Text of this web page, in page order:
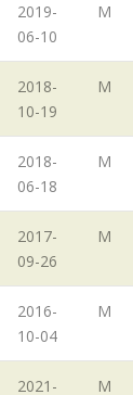
2019-
06-10
M
2018-
10-19
M
2018-
06-18
M
2017-
09-26
M
2016-
10-04
M
2021- M